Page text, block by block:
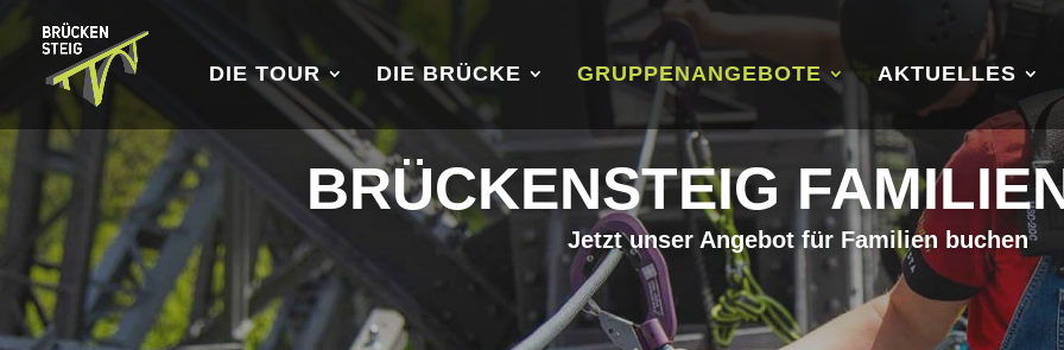
DIE TOUR DIE BRÜCKE GRUPPENANGEBOTE AKTUELLES
BRÜCKENSTEIG
Jetzt unser Angebot für Familien buchen